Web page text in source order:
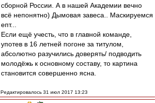
сборной России. А в нашей Академии вечно
всё непонятно) Дымовая завеса.. Маскируемся
епт...
Если ещё учесть, что в главной команде,
употев в 16 летней погоне за титулом,
абсолютно разучились доверять/ подводить
молодёжь к основному составу, то картина
становится совершенно ясна.
Редактировалось 31 июл 2017 13:23